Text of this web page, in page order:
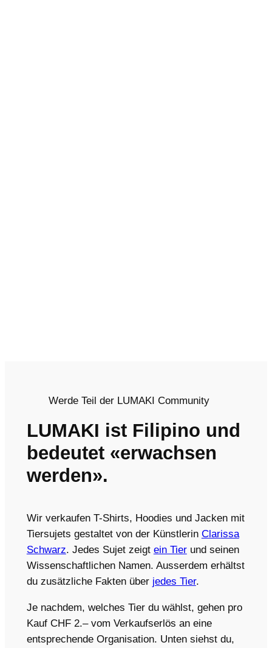
Werde Teil der LUMAKI Community
LUMAKI ist Filipino und
bedeutet «erwachsen
werden».
Wir verkaufen T-Shirts, Hoodies und Jacken mit
Tiersujets gestaltet von der Künstlerin Clarissa
Schwarz. Jedes Sujet zeigt ein Tierund seinen
Wissenschaftlichen Namen. Ausserdem erhältst
du zusätzliche Fakten über jedes Tier.
Je nachdem, welches Tier du wählst, gehen pro
Kauf CHF 2.– vom Verkaufserlös an eine
entsprechende Organisation. Unten siehst du,